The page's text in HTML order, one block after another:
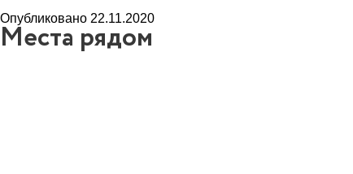
Опубликовано 22.11.2020
Места рядом